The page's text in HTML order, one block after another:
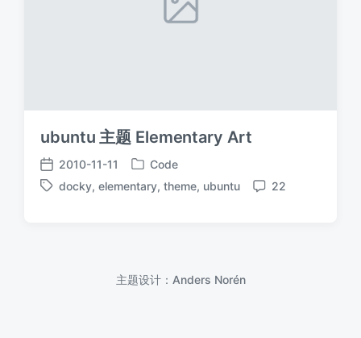
ubuntu 主题 Elementary Art
发
布
2010-11-11
发
布
Code
标
docky, elementary, theme, ubuntu
评
22
主题设计： Anders Norén